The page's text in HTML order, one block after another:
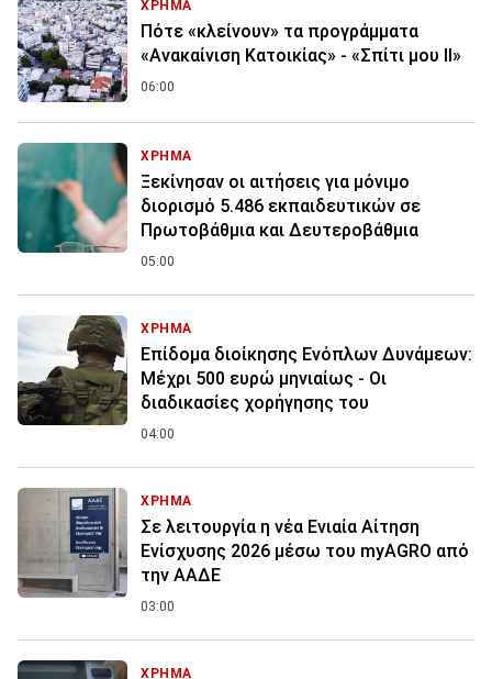
ΧΡΗΜΑ
Πότε «κλείνουν» τα προγράμματα
«Ανακαίνιση Κατοικίας» - «Σπίτι μου ΙΙ»
06:00
ΧΡΗΜΑ
Ξεκίνησαν οι αιτήσεις για μόνιμο
διορισμό 5.486 εκπαιδευτικών σε
Πρωτοβάθμια και Δευτεροβάθμια
05:00
ΧΡΗΜΑ
Επίδομα διοίκησης Ενόπλων Δυνάμεων:
Μέχρι 500 ευρώ μηνιαίως - Οι
διαδικασίες χορήγησης του
04:00
ΧΡΗΜΑ
Σε λειτουργία η νέα Ενιαία Αίτηση
Ενίσχυσης 2026 μέσω του myAGRO από
την ΑΑΔΕ
03:00
ΧΡΗΜΑ